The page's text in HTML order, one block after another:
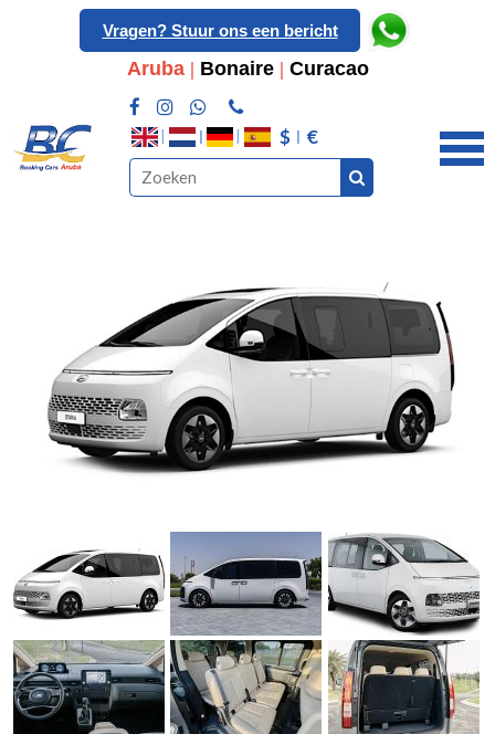
Vragen? Stuur ons een bericht
Aruba| Bonaire| Curacao
$ €